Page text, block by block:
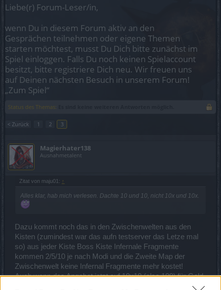
Liebe(r) Forum-Leser/in,
wenn Du in diesem Forum aktiv an den
Gesprächen teilnehmen oder eigene Themen
starten möchtest, musst Du Dich bitte zunächst im
Spiel einloggen. Falls Du noch keinen Spielaccount
besitzt, bitte registriere Dich neu. Wir freuen uns
auf Deinen nächsten Besuch in unserem Forum!
„Zum Spiel“
Status des Themas:
< Zurück 1 2 3
Magierhater138
Ausnahmetalent
Zitat von maju01: ↑
Alles klar, hab mich verlesen. Dachte 10 und 10, nicht 10x und 10x.
Dazu kommt noch das in den Zwischenwelten aus den
Kisten (zumindest war das aufn testserver das Letze mal
so) aus jeder Kiste Boss Kiste Infernale Fragmente
kommen 2/5/10 je nach Modi und die Zweite Map der
Zwischenwelt keine Infernal Fragmente mehr kostet!
Auch wenn das Angebot jetzt auf 10x10 (also 100) für Gold